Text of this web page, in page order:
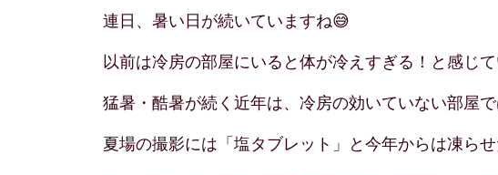
連日、暑い日が続いていますね😅
以前は冷房の部屋にいると体が冷えすぎる！と感じ
猛暑・酷暑が続く近年は、冷房の効いていない部屋
夏場の撮影には「塩タブレット」と今年からは凍ら